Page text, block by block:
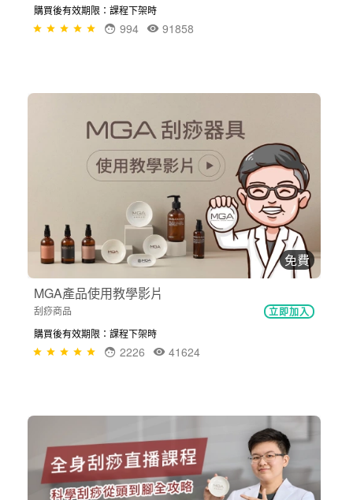
購買後有效期限：課程下架時
91858
994
免費
MGA產品使用教學影片
刮痧商品 立即加入
購買後有效期限：課程下架時
41624
2226